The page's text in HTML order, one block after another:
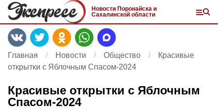
Новости Поронайска и
Сахалинской области
Главная Новости Общество
Красивые
открытки с Яблочным Спасом-2024
Красивые открытки с Яблочным
Спасом-2024